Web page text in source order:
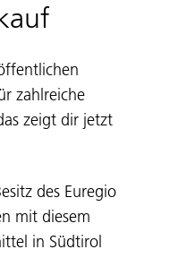
zahlreiche
zeigt dir jetzt
des Euregio
mit diesem
in Südtirol